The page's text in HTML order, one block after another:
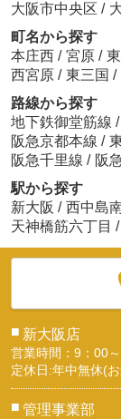
大阪市中央区 /
町名から探す
本庄西 / 宮原 /
西宮原 / 東三国 /
路線から探す
地下鉄御堂筋線 /
阪急京都本線 /
阪急千里線 / 阪
駅から探す
新大阪 / 西中島
天神橋筋六丁目 /
■ 新大阪店
営業時間：9：00
定休日:年中無休(
■ 管理事業部